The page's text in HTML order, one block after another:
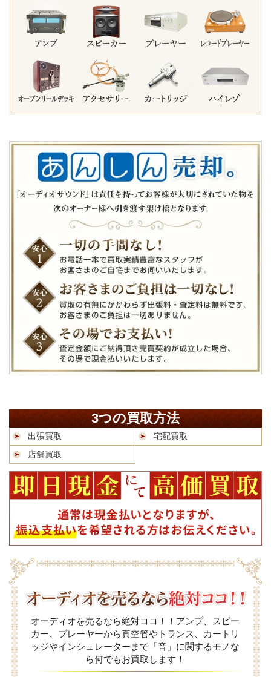
3つの買取方法
出張買取
宅配買取
店舗買取
オーディオを売るなら絶対ココ！！アンプ、スピー
カー、プレーヤーから真空管やトランス、カートリ
ッジやインシュレーターまで「音」に関するモノな
ら何でもお買取します！